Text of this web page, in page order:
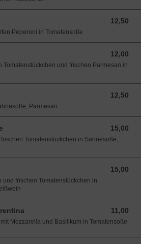
12,50
12,50 EUR
Peperoni in Tomatensoße
12,00
12,00 EUR
Tomatenstückchen und frischen Parmesan in
12,50
12,50 EUR
Parmesan
15,00
15,00 EUR
Tomatenstückchen in Sahnesoße,
15,00
15,00 EUR
frischen Tomatenstückchen in
11,00
11,00 EUR
Mozzarella und Basilikum in Tomatensoße